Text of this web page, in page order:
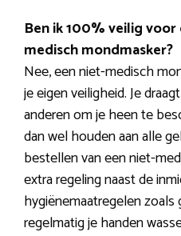
Ben ik 100% veilig
medisch mondmasker?
Nee, een niet-medisch
je eigen veiligheid. Je
anderen om je heen te
dan wel houden aan alle
bestellen van een niet-
extra regeling naast de
hygiënemaatregelen
regelmatig je handen